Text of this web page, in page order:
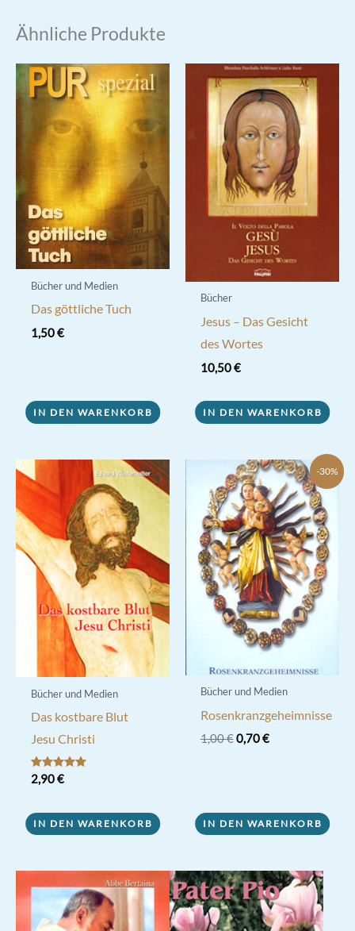
Ähnliche Produkte
Bücher und Medien
Das göttliche Tuch
1,50€
IN DEN WARENKORB
Bücher
Jesus – Das Gesicht
des Wortes
10,50€
IN DEN WARENKORB
Bücher und Medien
Das kostbare Blut
Jesu Christi
Bewertet mit
5.00
2,90€
IN DEN WARENKORB
-30%
Bücher und Medien
Rosenkranzgeheimnisse
1,00€ Ursprünglicher
0,70€Aktueller
IN DEN WARENKORB